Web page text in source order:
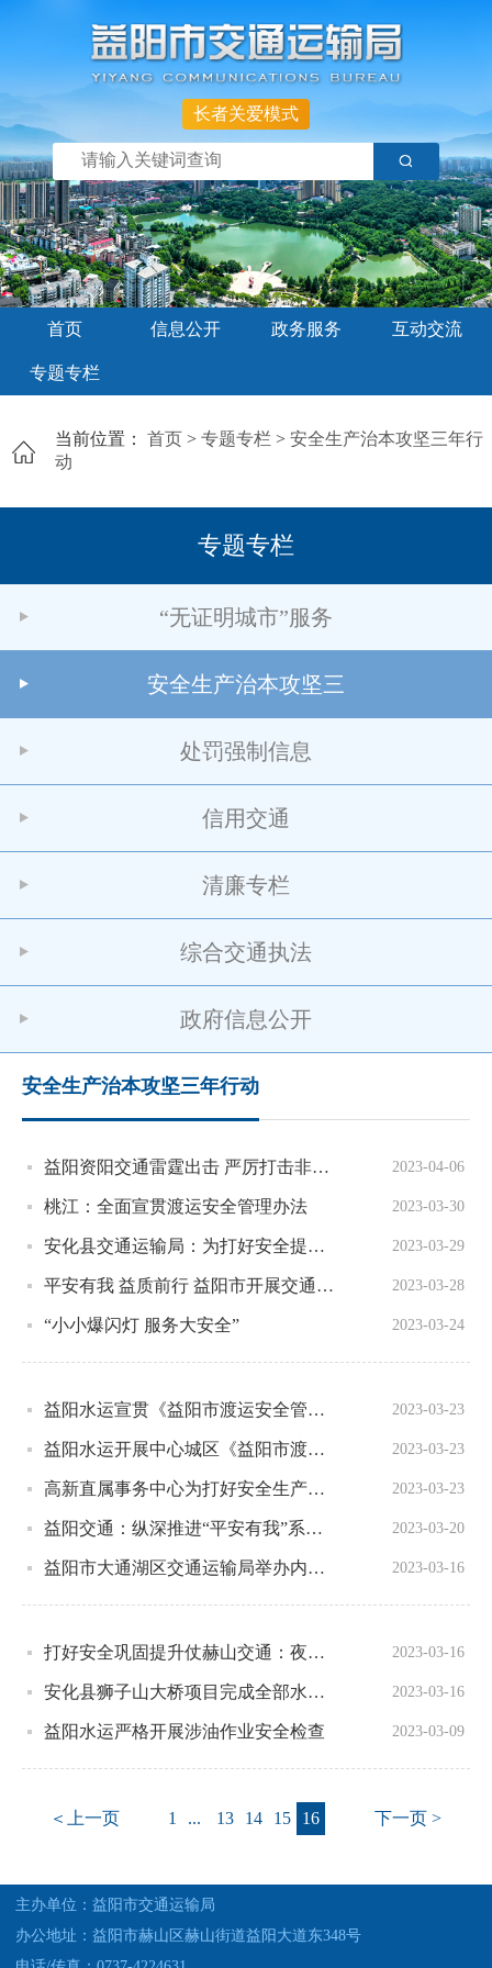
长者关爱模式
首页 信息公开 政务服务 互动交流
专题专栏
当前位置： 首页 > 专题专栏 > 安全生产治本攻坚三年行
动
专题专栏
“无证明城市”服务
安全生产治本攻坚三
处罚强制信息
信用交通
清廉专栏
综合交通执法
政府信息公开
安全生产治本攻坚三年行动
益阳资阳交通雷霆出击 严厉打击非法改装车辆行为 2023-04-06
桃江：全面宣贯渡运安全管理办法 2023-03-30
安化县交通运输局：为打好安全提升仗、夯实党组织战斗堡垒、成立基层党小组 2023-03-29
平安有我 益质前行 益阳市开展交通建设质量安全巡查 2023-03-28
“小小爆闪灯 服务大安全” 2023-03-24
益阳水运宣贯《益阳市渡运安全管理办法》助推渡运安全生产形势根本好转 2023-03-23
益阳水运开展中心城区《益阳市渡运安全管理办法》宣贯培训 2023-03-23
高新直属事务中心为打好安全生产提升仗多部门联合整治，对非法营运、喊客拉客等乱象“零容忍”！ 2023-03-23
益阳交通：纵深推进“平安有我”系列活动打好安全生产巩固提升仗 2023-03-20
益阳市大通湖区交通运输局举办内河船员基本安全培训考试 2023-03-16
打好安全巩固提升仗赫山交通：夜查，87台次危化品运输车辆接受安全体检 2023-03-16
安化县狮子山大桥项目完成全部水上桩基施工 2023-03-16
益阳水运严格开展涉油作业安全检查 2023-03-09
＜上一页 1 ... 13 14 15 16 下一页 >
主办单位：益阳市交通运输局
办公地址：益阳市赫山区赫山街道益阳大道东348号